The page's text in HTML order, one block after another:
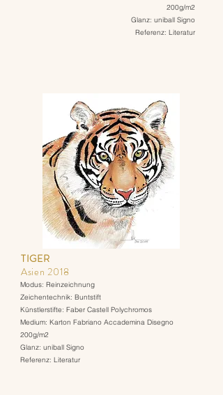
200g/m2
Glanz: uniball Signo
Referenz: Literatur
TIGER
Asien 2018
Modus: Reinzeichnung
Zeichentechnik: Buntstift
Künstlerstifte: Faber Castell Polychromos
Medium: Karton Fabriano Accademina Disegno
200g/m2
Glanz: uniball Signo
Referenz: Literatur